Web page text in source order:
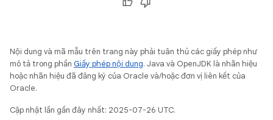
Nội dung và mã mẫu trên trang này phải tuân thủ các giấy phép như
mô tả trong phần Giấy phép nội dung. Java và OpenJDK là nhãn hiệu
hoặc nhãn hiệu đã đăng ký của Oracle và/hoặc đơn vị liên kết của
Oracle.
Cập nhật lần gần đây nhất: 2025-07-26 UTC.